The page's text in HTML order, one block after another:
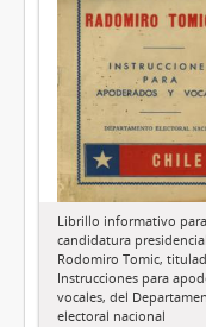
Librillo informativo
candidatura presidencial
Rodomiro Tomic,
Instrucciones para
vocales, del
electoral nacional